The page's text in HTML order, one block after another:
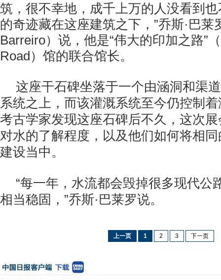
筑，很不幸地，成千上万的人没看到
的奇迹藏在这座建筑之下，”乔斯·巴莱
Barreiro）说，他是“伟大的印加之路”
Road）馆的联合馆长。
这座干石碑坐落于一个由涵洞和渠
系统之上，而该灌溉系统至今仍控制
考古学家发现这座石碑后不久，这次
对水的了解程度，以及他们如何将相
建设当中。
“每一年，水流都会毁掉很多现代公
相当稳固，”乔斯·巴莱罗说。
上一页 1 2 3 下一页